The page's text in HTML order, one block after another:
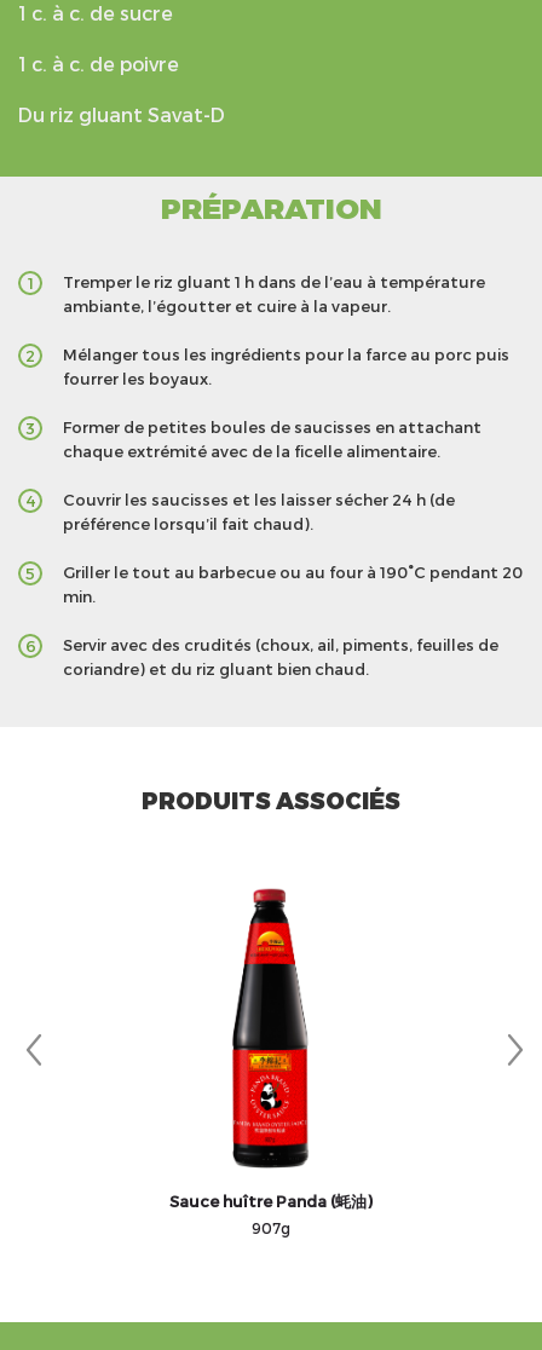
1 c. à c. de sucre
1 c. à c. de poivre
Du riz gluant Savat-D
PRÉPARATION
1
Tremper le riz gluant 1 h dans de l’eau à température
ambiante, l’égoutter et cuire à la vapeur.
2
Mélanger tous les ingrédients pour la farce au porc puis
fourrer les boyaux.
3
Former de petites boules de saucisses en attachant
chaque extrémité avec de la ficelle alimentaire.
4
Couvrir les saucisses et les laisser sécher 24 h (de
préférence lorsqu’il fait chaud).
5
Griller le tout au barbecue ou au four à 190°C pendant 20
min.
6
Servir avec des crudités (choux, ail, piments, feuilles de
coriandre) et du riz gluant bien chaud.
PRODUITS ASSOCIÉS
Sauce huître Panda (蚝油)
907g